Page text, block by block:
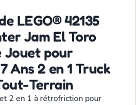
LEGO® 42135
Jam El Toro
Jouet pour
Ans 2 en 1 Truck
Terrain
2 en 1 à rétrofriction pour